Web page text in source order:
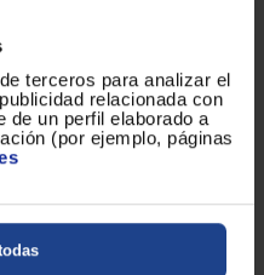
terceros para analizar el
relacionada con
de un perfil elaborado a
(por ejemplo, páginas